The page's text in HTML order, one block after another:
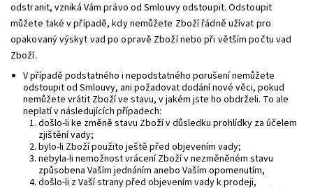
odstranit, vzniká Vám právo od Smlouvy odstoupit. Odstoupit
můžete také v případě, kdy nemůžete Zboží řádně užívat pro
opakovaný výskyt vad po opravě Zboží nebo při větším počtu vad
Zboží.
V případě podstatného i nepodstatného porušení nemůžete
odstoupit od Smlouvy, ani požadovat dodání nové věci, pokud
nemůžete vrátit Zboží ve stavu, v jakém jste ho obdrželi. To ale
neplatí v následujících případech:
došlo-li ke změně stavu Zboží v důsledku prohlídky za účelem
zjištění vady;
bylo-li Zboží použito ještě před objevením vady;
nebyla-li nemožnost vrácení Zboží v nezměněném stavu
způsobena Vaším jednáním anebo Vaším opomenutím,
došlo-li z Vaší strany před objevením vady k prodeji,